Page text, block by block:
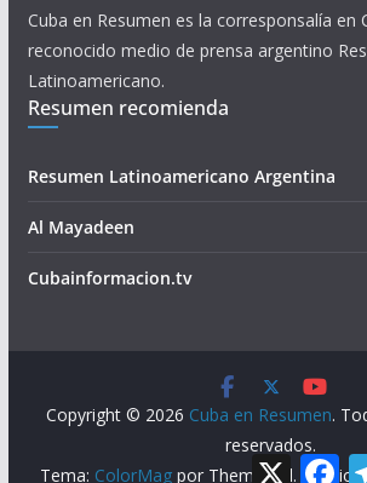
Cuba en Resumen es la corresponsalía en
reconocido medio de prensa argentino
Latinoamericano.
Resumen recomienda
Resumen Latinoamericano Argentina
Al Mayadeen
Cubainformacion.tv
Copyright © 2026 Cuba en Resumen.
reservados.
Tema: ColorMag por ThemeGrill.
X F